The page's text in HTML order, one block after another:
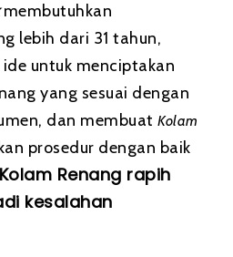
membutuhkan
lebih dari 31 tahun,
untuk menciptakan
yang sesuai dengan
dan membuatKolam
prosedur dengan baik
Kolam Renang rapih
kesalahan